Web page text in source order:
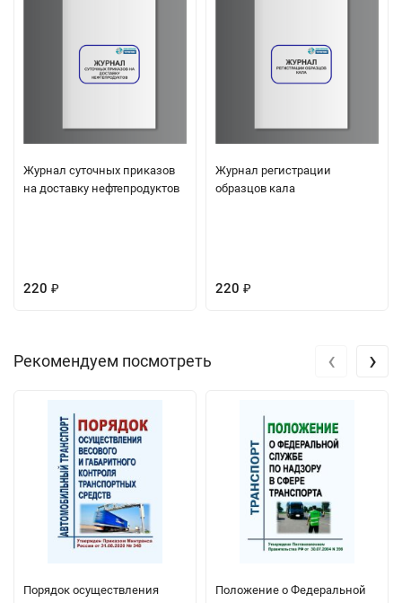
Журнал суточных приказов
на доставку нефтепродуктов
220 ₽
Журнал регистрации
образцов кала
220 ₽
Рекомендуем посмотреть
Порядок осуществления
Положение о Федеральной
‹ ›